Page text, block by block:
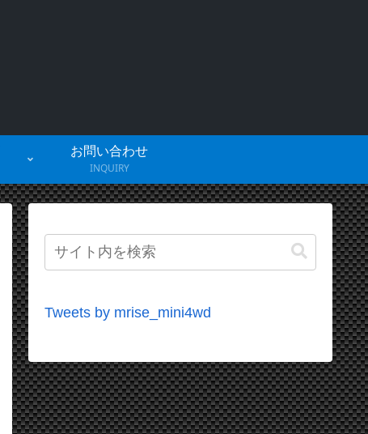
お問い合わせ
INQUIRY
Tweets by mrise_mini4wd